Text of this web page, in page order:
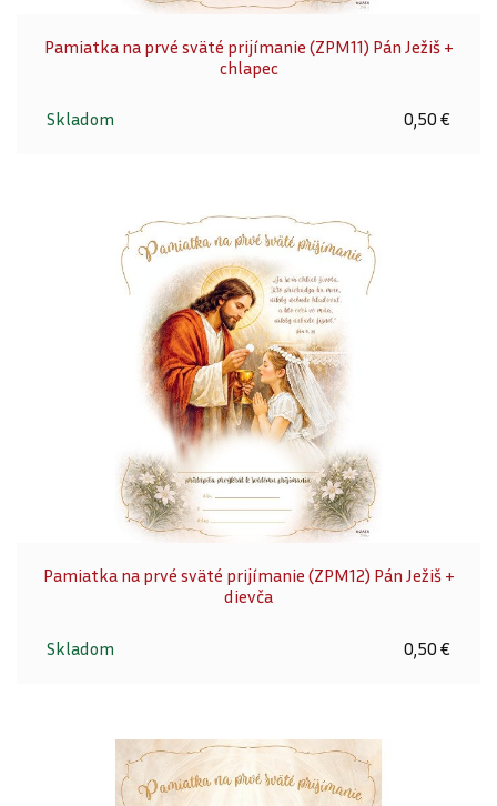
Pamiatka na prvé sväté prijímanie (ZPM11) Pán Ježiš +
chlapec
Skladom 0,50 €
Pamiatka na prvé sväté prijímanie (ZPM12) Pán Ježiš +
dievča
Skladom 0,50 €